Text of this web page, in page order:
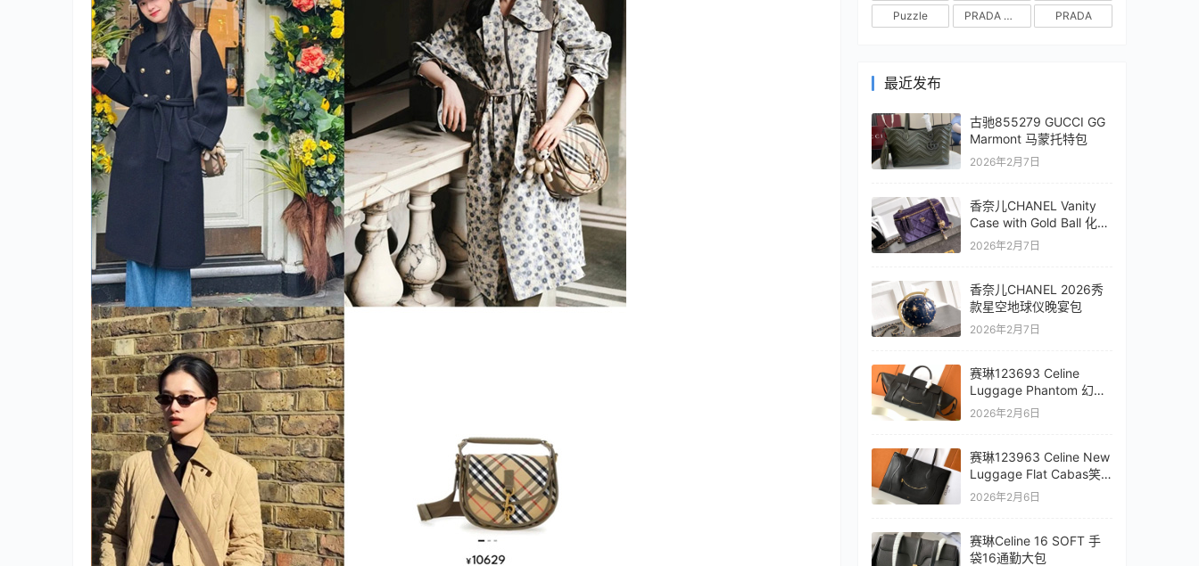
Puzzle
PRADA BUCKLE PRADA
最近发布
古驰855279 GUCCI GG
Marmont 马蒙托特包
2026年2月7日
香奈儿CHANEL Vanity
Case with Gold Ball 化妆
盒子包
2026年2月7日
香奈儿CHANEL 2026秀
款星空地球仪晚宴包
2026年2月7日
赛琳123693 Celine
Luggage Phantom 幻影
笑脸包
2026年2月6日
赛琳123963 Celine New
Luggage Flat Cabas笑
脸托特包
2026年2月6日
赛琳Celine 16 SOFT 手
袋16通勤大包